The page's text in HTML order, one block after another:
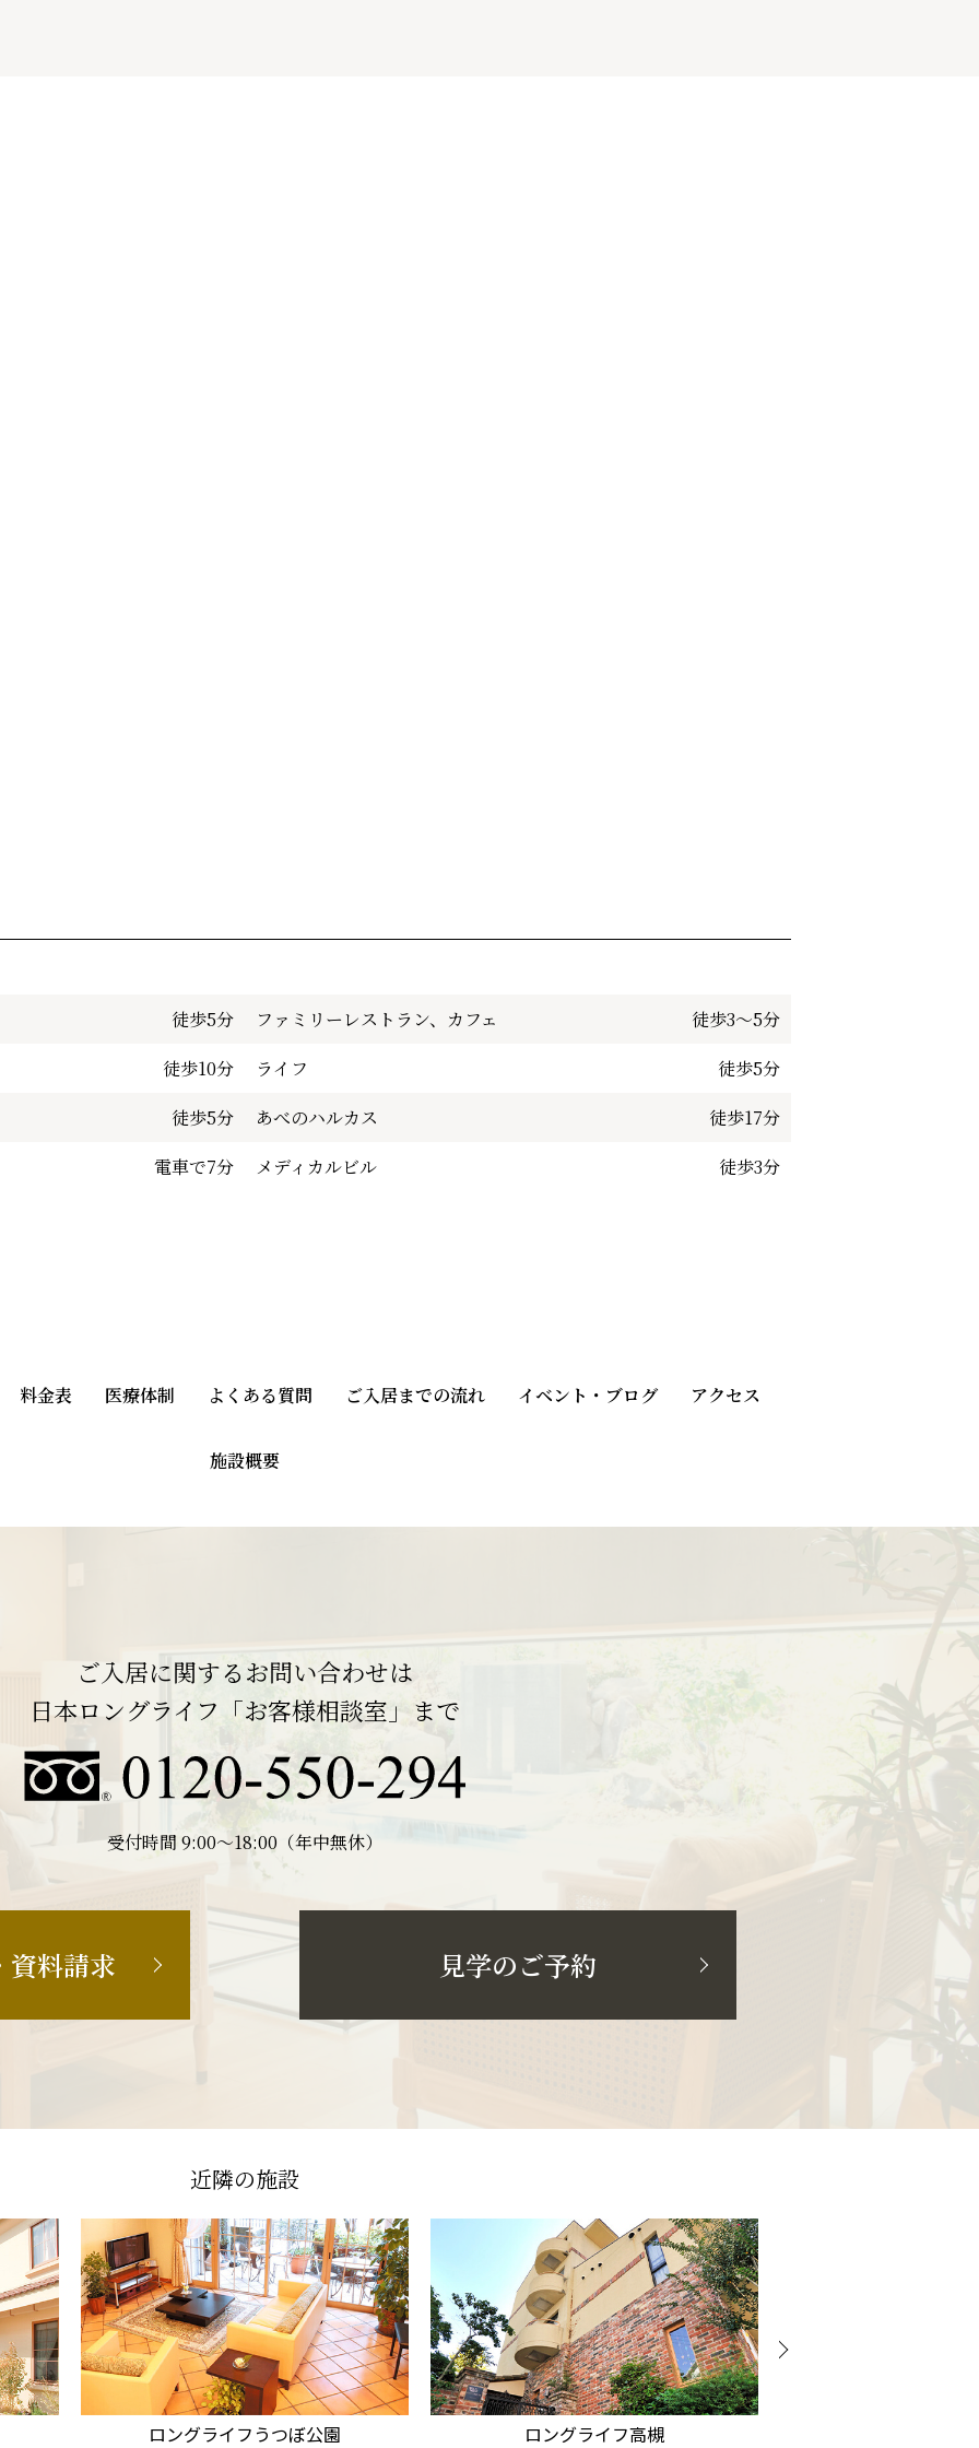
徒歩5分 ファミリーレストラン、カフェ
徒歩3～5分
徒歩10分
ライフ
徒歩5分
徒歩5分
あべのハルカス
徒歩17分
電車で7分
メディカルビル 徒歩3分
料金表 医療体制 よくある質問 ご入居までの流れ イベント・ブログ アクセス
施設概要
ご入居に関するお問い合わせは
日本ロングライフ「お客様相談室」まで
受付時間 9:00〜18:00（年中無休）
資料請求 見学のご予約
近隣の施設
ロングライフうつぼ公園 ロングライフ高槻